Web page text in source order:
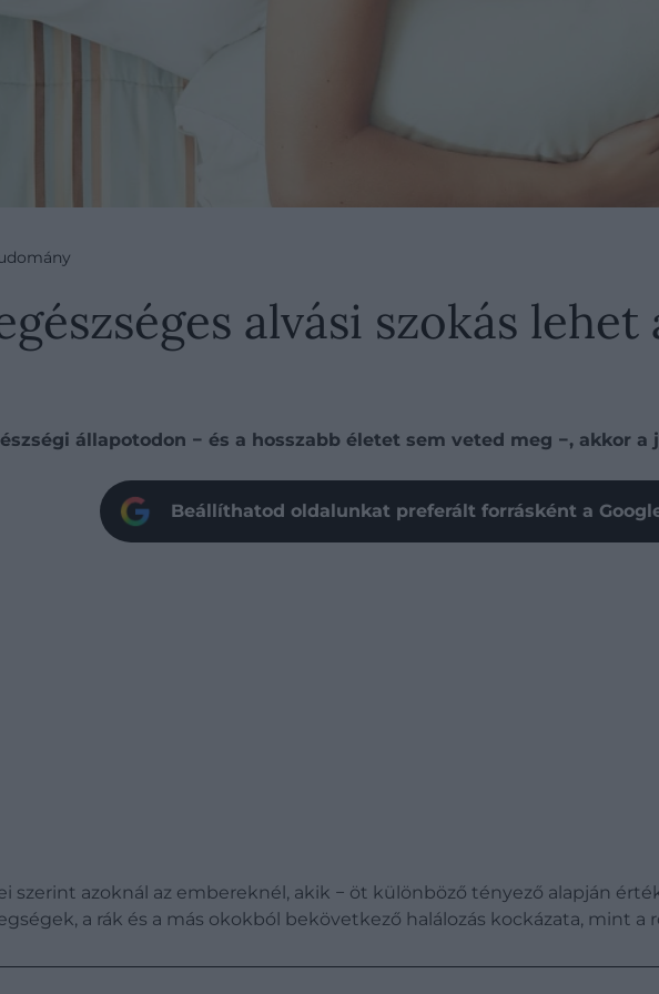
alvási szokás
állapotodon − és a hosszabb életet sem veted meg −, akkor
Beállíthatod oldalunkat preferált forrásként a
szerint azoknál az embereknél, akik − öt különböző tényező alapján
a rák és a más okokból bekövetkező halálozás kockázata, mint a